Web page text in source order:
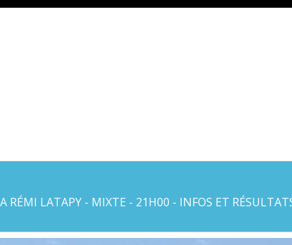
RÉMI LATAPY - MIXTE - 21H00 - INFOS ET